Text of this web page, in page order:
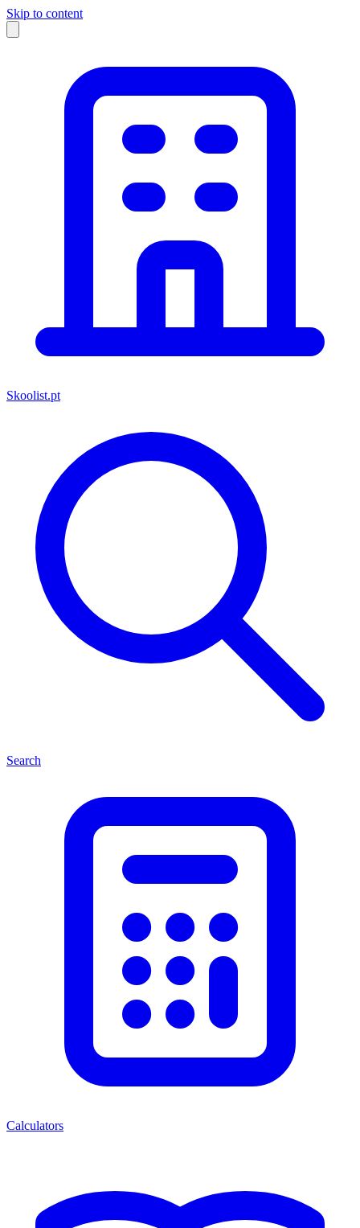
Skip to content
Skoolist.pt
Search
Calculators